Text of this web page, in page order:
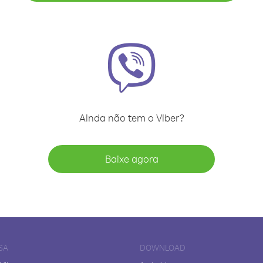
Ainda não tem o Viber?
Baixe agora
DOWNLOAD